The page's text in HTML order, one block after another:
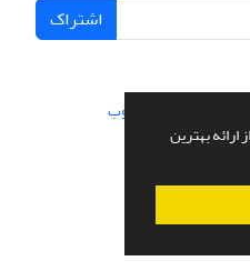
بهترین
اشتراک
سیناوب